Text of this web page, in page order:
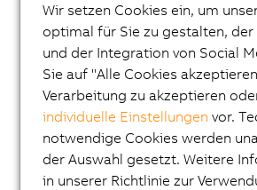
ACOPOSmotor
Frequenzumrichter (VFD)
Synchronmotoren 8LS-4
Synchronmotoren 8MS-4
ACOPOSmotor Compact
Servomotoren 8WSA
Wir setzen Cookies ein, um
optimal für Sie zu gestalten, der
und der Integration von Social
Sie auf "Alle Cookies
Verarbeitung zu akzeptieren
individuelle Einstellungen vor.
notwendige Cookies werden
der Auswahl gesetzt. Weitere
in unserer Richtlinie zur